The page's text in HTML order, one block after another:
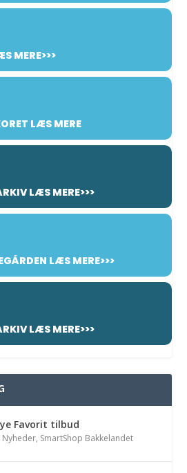
MERE>>>
LÆS MERE
LÆS MERE>>>
LÆS MERE>>>
LÆS MERE>>>
Favorit tilbud
Nyheder, SmartShop Bakkelandet